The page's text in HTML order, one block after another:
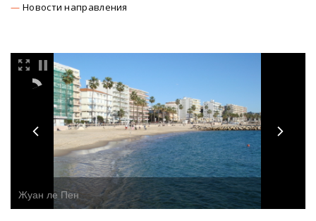
Новости направления
Жуан ле Пен